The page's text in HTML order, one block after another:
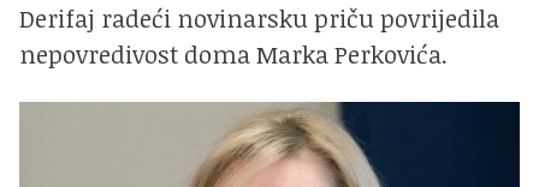
Derifaj radeći novinarsku priču povrijedila
nepovredivost doma Marka Perkovića.